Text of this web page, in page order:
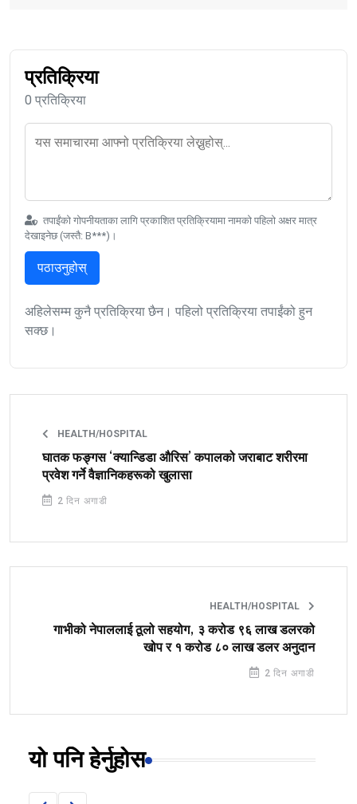
प्रतिक्रिया
0 प्रतिक्रिया
तपाईंको गोपनीयताका लागि प्रकाशित प्रतिक्रियामा नामको पहिलो अक्षर मात्र
देखाइनेछ (जस्तै: B***)।
पठाउनुहोस्
अहिलेसम्म कुनै प्रतिक्रिया छैन। पहिलो प्रतिक्रिया तपाईंको हुन
सक्छ।
HEALTH/HOSPITAL
घातक फङ्गस ‘क्यान्डिडा औरिस’ कपालको जराबाट शरीरमा
प्रवेश गर्ने वैज्ञानिकहरूको खुलासा
2 दिन अगाडी
HEALTH/HOSPITAL
गाभीको नेपाललाई ठूलो सहयोग, ३ करोड ९६ लाख डलरको
खोप र १ करोड ८० लाख डलर अनुदान
2 दिन अगाडी
यो पनि हेर्नुहोस